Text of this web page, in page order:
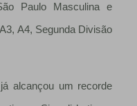
Paulo Masculina e
A4, Segunda Divisão
alcançou um recorde